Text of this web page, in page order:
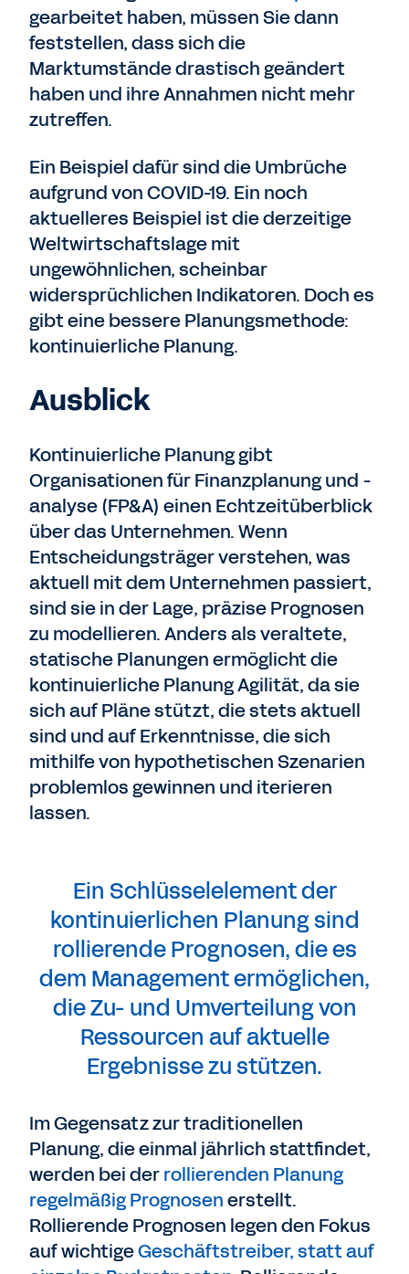
gearbeitet haben, müssen Sie dann
feststellen, dass sich die
Marktumstände drastisch geändert
haben und ihre Annahmen nicht mehr
zutreffen.
Ein Beispiel dafür sind die Umbrüche
aufgrund von COVID-19. Ein noch
aktuelleres Beispiel ist die derzeitige
Weltwirtschaftslage mit
ungewöhnlichen, scheinbar
widersprüchlichen Indikatoren. Doch es
gibt eine bessere Planungsmethode:
kontinuierliche Planung.
Ausblick
Kontinuierliche Planung gibt
Organisationen für Finanzplanung und -
analyse (FP&A) einen Echtzeitüberblick
über das Unternehmen. Wenn
Entscheidungsträger verstehen, was
aktuell mit dem Unternehmen passiert,
sind sie in der Lage, präzise Prognosen
zu modellieren. Anders als veraltete,
statische Planungen ermöglicht die
kontinuierliche Planung Agilität, da sie
sich auf Pläne stützt, die stets aktuell
sind und auf Erkenntnisse, die sich
mithilfe von hypothetischen Szenarien
problemlos gewinnen und iterieren
lassen.
Ein Schlüsselelement der
kontinuierlichen Planung sind
rollierende Prognosen, die es
dem Management ermöglichen,
die Zu- und Umverteilung von
Ressourcen auf aktuelle
Ergebnisse zu stützen.
Im Gegensatz zur traditionellen
Planung, die einmal jährlich stattfindet,
werden bei derrollierenden Planung
regelmäßig Prognosenerstellt.
Rollierende Prognosen legen den Fokus
auf wichtigeGeschäftstreiber, statt auf